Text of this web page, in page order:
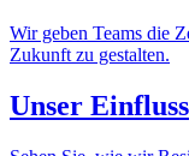
Wir geben Teams die
Zukunft zu gestalten.
Unser Einfluss